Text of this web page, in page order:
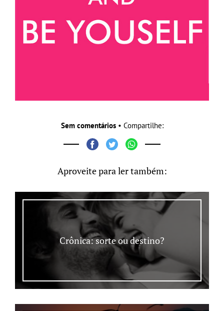
Sem comentários• Compartilhe:
Aproveite para ler também:
Crônica: sorte ou destino?